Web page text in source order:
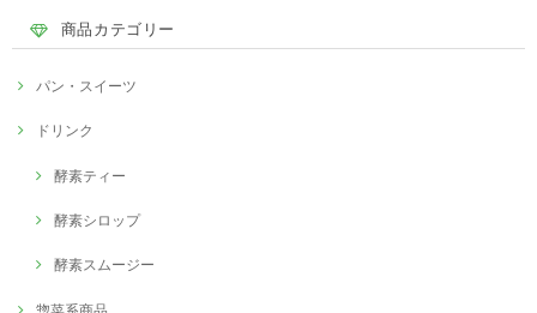
商品カテゴリー
パン・スイーツ
ドリンク
酵素ティー
酵素シロップ
酵素スムージー